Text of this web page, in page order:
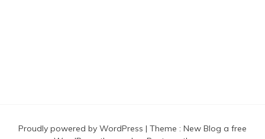
Proudly powered by WordPress | Theme : New Blog a free